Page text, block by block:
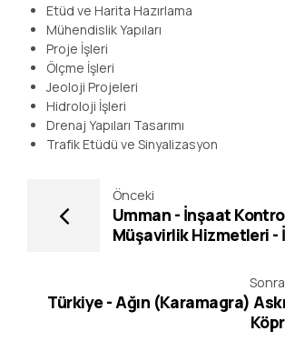
Etüd ve Harita Hazırlama
Mühendislik Yapıları
Proje İşleri
Ölçme İşleri
Jeoloji Projeleri
Hidroloji İşleri
Drenaj Yapıları Tasarımı
Trafik Etüdü ve Sinyalizasyon
Önceki
Umman - İnşaat
Müşavirlik Hizmetleri -
Türkiye - Ağın (Karamagra)